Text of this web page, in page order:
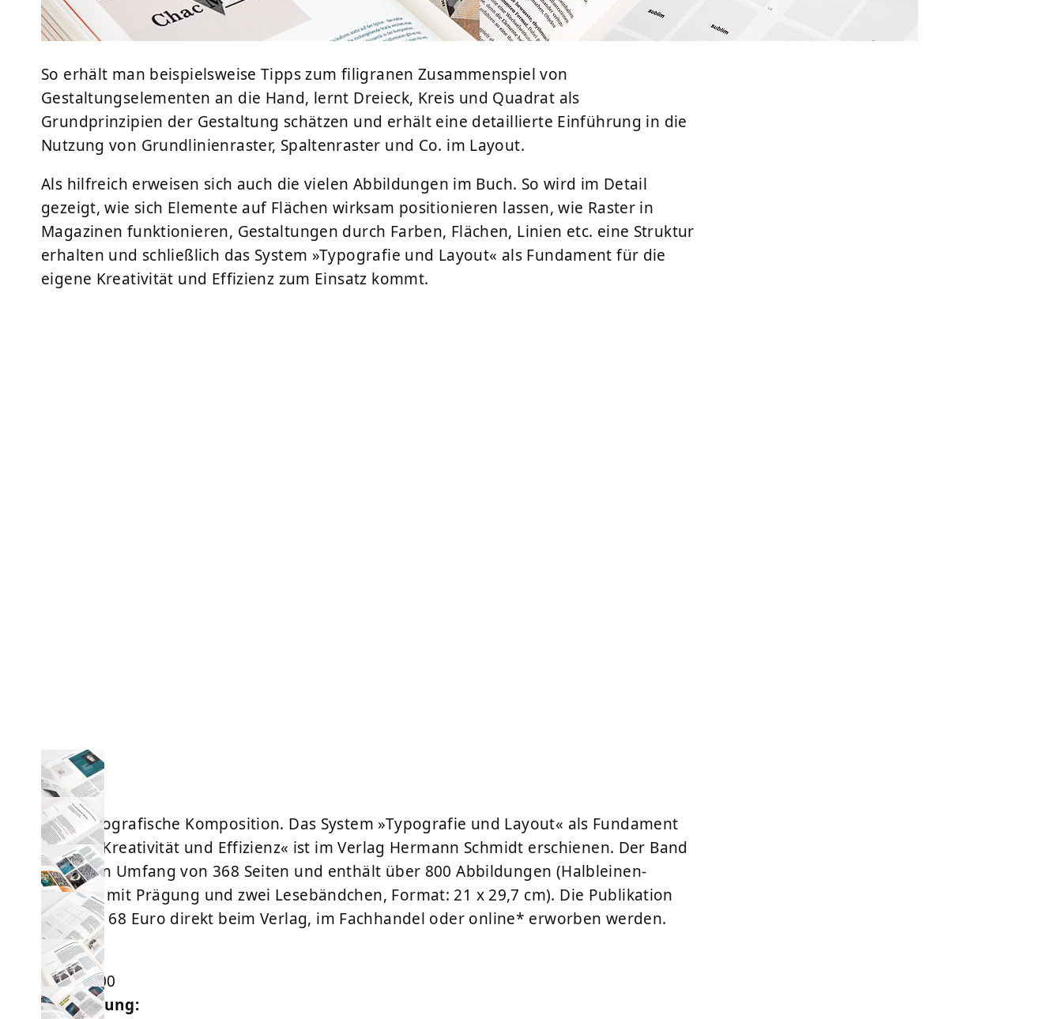
So erhält man beispielsweise Tipps zum filigranen Zusammenspiel von
Gestaltungselementen an die Hand, lernt Dreieck, Kreis und Quadrat als
Grundprinzipien der Gestaltung schätzen und erhält eine detaillierte Einführung in die
Nutzung von Grundlinienraster, Spaltenraster und Co. im Layout.
Als hilfreich erweisen sich auch die vielen Abbildungen im Buch. So wird im Detail
gezeigt, wie sich Elemente auf Flächen wirksam positionieren lassen, wie Raster in
Magazinen funktionieren, Gestaltungen durch Farben, Flächen, Linien etc. eine Struktur
erhalten und schließlich das System »Typografie und Layout« als Fundament für die
eigene Kreativität und Effizienz zum Einsatz kommt.
»Die typografische Komposition. Das System »Typografie und Layout« als Fundament
für Ihre Kreativität und Effizienz« ist im Verlag Hermann Schmidt erschienen. Der Band
hat einen Umfang von 368 Seiten und enthält über 800 Abbildungen (Halbleinen-
Einband mit Prägung und zwei Lesebändchen, Format: 21 x 29,7 cm). Die Publikation
kann für 68 Euro direkt beimVerlag, im Fachhandel oder online* erworben werden.
Preis:
EUR 68,00
Ausführung: